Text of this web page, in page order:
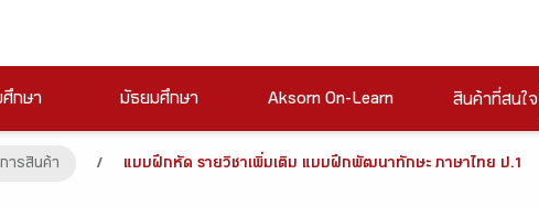
ศึกษา มัธยมศึกษา Aksorn On-Learn สินค้าที่สนใจ
ารสินค้า / แบบฝึกหัด รายวิชาเพิ่มเติม แบบฝึกพัฒนาทักษะ ภาษาไทย ป.1